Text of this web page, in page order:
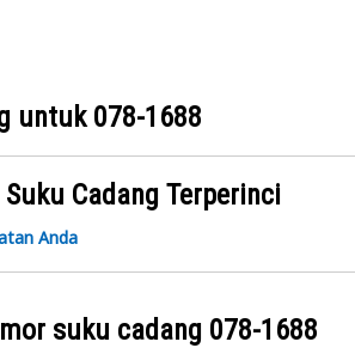
untuk078-1688
Cadang Terperinci
Anda
suku cadang 078-1688